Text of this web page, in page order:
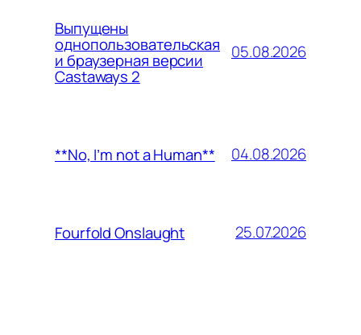
Выпущены
однопользовательская
и браузерная версии
Castaways 2
05.08.2026
**No, I’m not a Human** 04.08.2026
Fourfold Onslaught 25.07.2026